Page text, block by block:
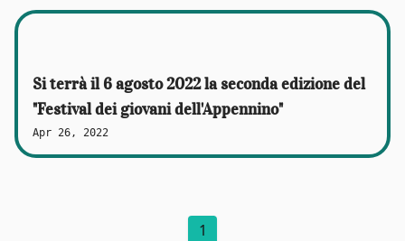
Si terrà il 6 agosto 2022 la seconda edizione del
"Festival dei giovani dell'Appennino"
Apr 26, 2022
1